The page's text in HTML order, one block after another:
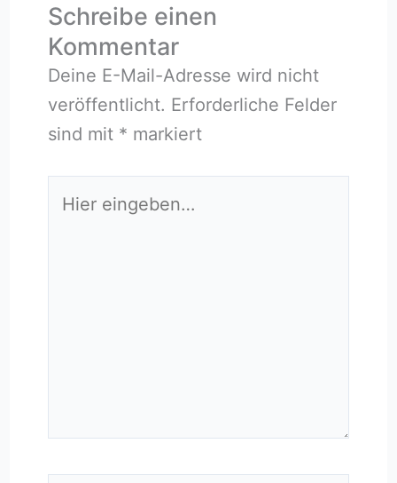
Schreibe einen
Kommentar
Deine E-Mail-Adresse wird nicht
veröffentlicht. Erforderliche Felder
sind mit * markiert
eingeben…